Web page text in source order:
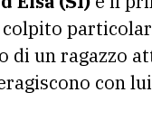
di un ragazzo
con